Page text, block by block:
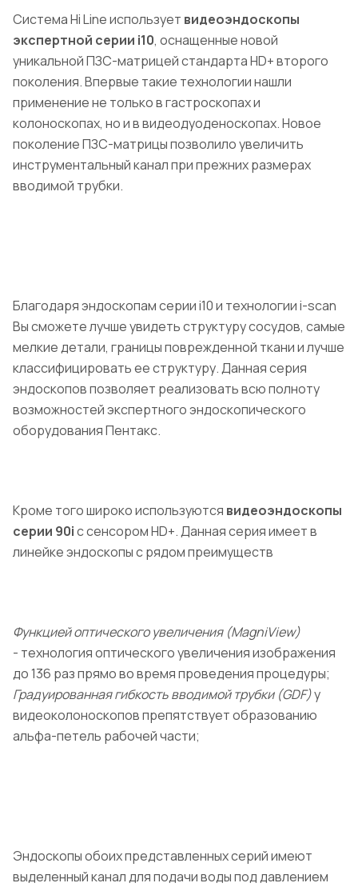
Система Hi Line использует видеоэндоскопы
экспертной серии i10, оснащенные новой
уникальной ПЗС-матрицей стандарта HD+ второго
поколения. Впервые такие технологии нашли
применение не только в гастроскопах и
колоноскопах, но и в видеодуоденоскопах. Новое
поколение ПЗС-матрицы позволило увеличить
инструментальный канал при прежних размерах
вводимой трубки.
Благодаря эндоскопам серии i10 и технологии i-scan
Вы сможете лучше увидеть структуру сосудов, самые
мелкие детали, границы поврежденной ткани и лучше
классифицировать ее структуру. Данная серия
эндоскопов позволяет реализовать всю полноту
возможностей экспертного эндоскопического
оборудования Пентакс.
Кроме того широко используются видеоэндоскопы
серии 90iс сенсором HD+. Данная серия имеет в
линейке эндоскопы с рядом преимуществ
Функцией оптического увеличения (MagniView)
- технология оптического увеличения изображения
до 136 раз прямо во время проведения процедуры;
Градуированная гибкость вводимой трубки (GDF)у
видеоколоноскопов препятствует образованию
альфа-петель рабочей части;
Эндоскопы обоих представленных серий имеют
выделенный канал для подачи воды под давлением